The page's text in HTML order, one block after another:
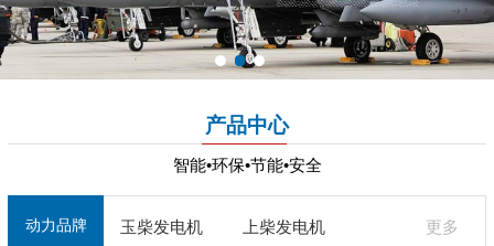
产品中心
智能•环保•节能•安全
动力品牌 更多
玉柴发电机 上柴发电机